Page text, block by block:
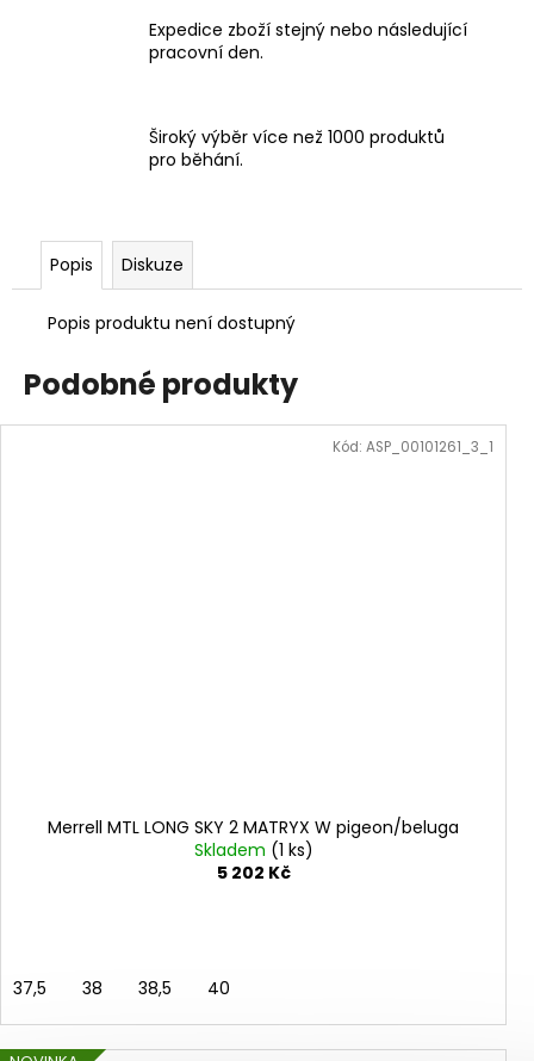
Expedice zboží stejný nebo následující
pracovní den.
Široký výběr více než 1000 produktů
pro běhání.
Popis Diskuze
Popis produktu není dostupný
Podobné produkty
Merrell MTL LONG SKY 2 MATRYX W pigeon/beluga
Skladem (1 ks)
5 202 Kč
37,5 38 38,5 40
Kód: ASP_00101261_3_1